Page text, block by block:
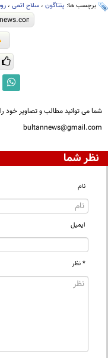
برچسب ها: پنتاگون ، سلاح اتمی ،
شما می توانید مطالب و تصاویر خود
bultannews@gmail.com
نظر شما
نام
ایمیل
* نظر